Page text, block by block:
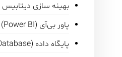
بهینه سازی دیتابیس
پاور بی‌آی (Power BI)
پایگاه داده (Database)